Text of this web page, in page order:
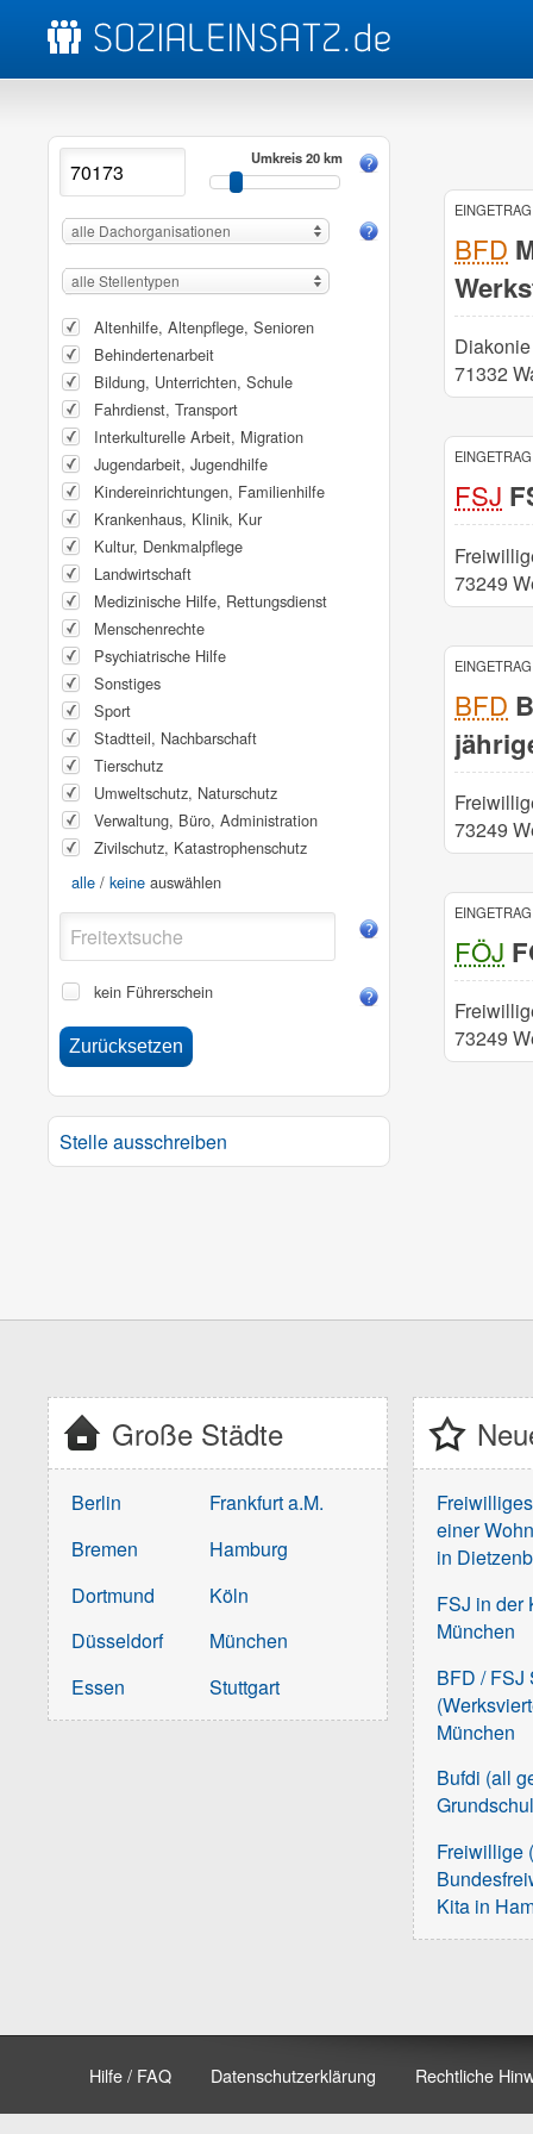
Umkreis 20 km
alle Dachorganisationen
alle Stellentypen
Altenhilfe, Altenpflege, Senioren
Behindertenarbeit
Bildung, Unterrichten, Schule
Fahrdienst, Transport
Interkulturelle Arbeit, Migration
Jugendarbeit, Jugendhilfe
Kindereinrichtungen, Familienhilfe
Krankenhaus, Klinik, Kur
Kultur, Denkmalpflege
Landwirtschaft
Medizinische Hilfe, Rettungsdienst
Menschenrechte
Psychiatrische Hilfe
Sonstiges
Sport
Stadtteil, Nachbarschaft
Tierschutz
Umweltschutz, Naturschutz
Verwaltung, Büro, Administration
Zivilschutz, Katastrophenschutz
alle / keine auswählen
kein Führerschein
Stelle ausschreiben
BFD
71332
FSJ
73249
BFD
73249
FÖJ
73249
Große Städte
Berlin
Bremen
Dortmund
Düsseldorf
Essen
Frankfurt a.M.
Hamburg
Köln
München
Stuttgart
einer
in
FSJ in der
München
BFD / FSJ
München
Bufdi (all
Freiwillige
Kita in
Hilfe / FAQ Datenschutzerklärung Rechtliche